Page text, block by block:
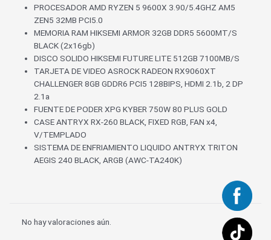
PROCESADOR AMD RYZEN 5 9600X 3.90/5.4GHZ AM5
ZEN5 32MB PCI5.0
MEMORIA RAM HIKSEMI ARMOR 32GB DDR5 5600MT/S
BLACK (2x16gb)
DISCO SOLIDO HIKSEMI FUTURE LITE 512GB 7100MB/S
TARJETA DE VIDEO ASROCK RADEON RX9060XT
CHALLENGER 8GB GDDR6 PCI5 128BIPS, HDMI 2.1b, 2 DP
2.1a
FUENTE DE PODER XPG KYBER 750W 80 PLUS GOLD
CASE ANTRYX RX-260 BLACK, FIXED RGB, FAN x4,
V/TEMPLADO
SISTEMA DE ENFRIAMIENTO LIQUIDO ANTRYX TRITON
AEGIS 240 BLACK, ARGB (AWC-TA240K)
No hay valoraciones aún.